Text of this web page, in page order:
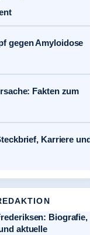
gegen Amyloidose
Fakten zum
Karriere
Biografie,
aktuelle